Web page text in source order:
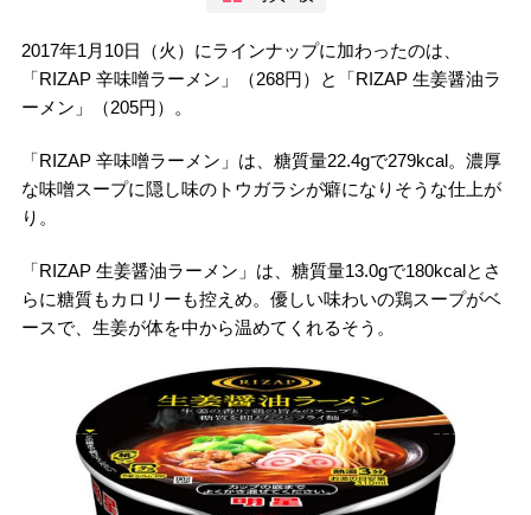
2017年1月10日（火）にラインナップに加わったのは、
「RIZAP 辛味噌ラーメン」（268円）と「RIZAP 生姜醤油ラ
ーメン」（205円）。
「RIZAP 辛味噌ラーメン」は、糖質量22.4gで279kcal。濃厚
な味噌スープに隠し味のトウガラシが癖になりそうな仕上が
り。
「RIZAP 生姜醤油ラーメン」は、糖質量13.0gで180kcalとさ
らに糖質もカロリーも控えめ。優しい味わいの鶏スープがベ
ースで、生姜が体を中から温めてくれるそう。